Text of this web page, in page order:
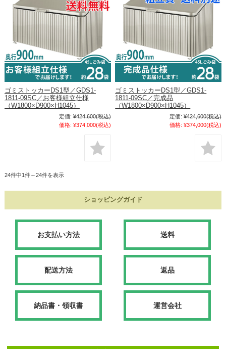
ゴミストッカーDS1型／GDS1-
1811-09SC／お客様組立仕様
（W1800×D900×H1045）
定価: ¥424,600(税込)
価格: ¥374,000(税込)
ゴミストッカーDS1型／GDS1-
1811-09SC／完成品
（W1800×D900×H1045）
定価: ¥424,600(税込)
価格: ¥374,000(税込)
24件中1件～24件を表示
ショッピングガイド
お支払い方法 送料
配送方法 返品
納品書・領収書 運営会社